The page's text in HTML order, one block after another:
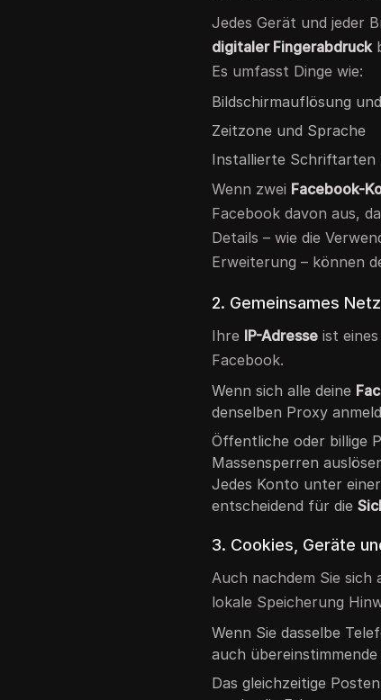
Jedes Gerät und jeder
digitaler Fingerabdruck
Es umfasst Dinge wie:
Bildschirmauflösung
Zeitzone und Sprache
Installierte Schriftarten
Wenn zwei Facebook-
Facebook davon aus,
Details – wie die
Erweiterung – können
2. Gemeinsames
Ihre IP-Adresse ist
Facebook.
Wenn sich alle deine
denselben Proxy
Öffentliche oder billige
Massensperren
Jedes Konto unter
entscheidend für die
3. Cookies, Geräte
Auch nachdem Sie sich
lokale Speicherung
Wenn Sie dasselbe
auch
Das gleichzeitige